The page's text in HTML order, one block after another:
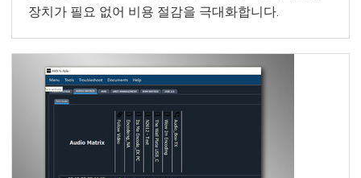
장치가 필요 없어 비용 절감을 극대화합니다.